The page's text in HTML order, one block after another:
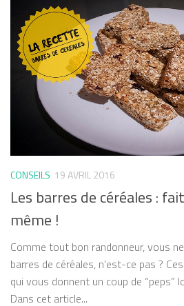
CONSEILS 19 AVRIL 2016
Les barres de céréales :
même !
Comme tout bon randonneur, vous
barres de céréales, n’est-ce pas ?
qui vous donnent un coup de “peps”
Dans cet article...